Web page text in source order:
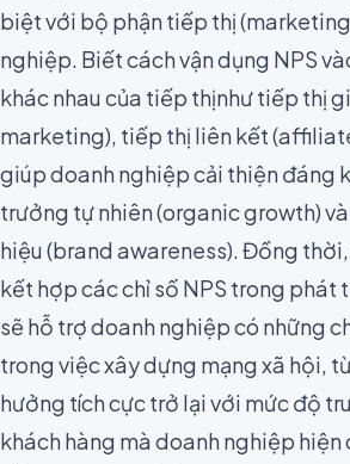
biệt với bộ phận tiếp thị
nghiệp. Biếtcách vận dụng NPS
khác nhau của tiếp thịnhư tiếp thị
marketing), tiếp thị liên kết
giúp doanh nghiệpcải thiện đáng
trưởng tự nhiên (organic growth)
hiệu (brand awareness). Đồng
kết hợp các chỉ số NPS trong phát
sẽ hỗ trợ doanh nghiệp có những
trong việcxây dựng mạng xã hội,
hưởng tích cực trở lại với mức độ
khách hàng mà doanh nghiệp hiện